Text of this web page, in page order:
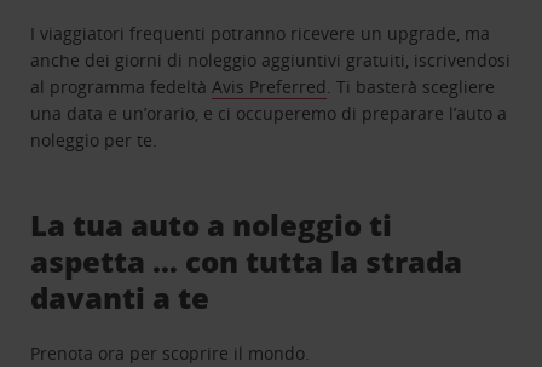
I viaggiatori frequenti potranno ricevere un upgrade, ma
anche dei giorni di noleggio aggiuntivi gratuiti, iscrivendosi
al programma fedeltàAvis Preferred. Ti basterà scegliere
una data e un’orario, e ci occuperemo di preparare l’auto a
noleggio per te.
La tua auto a noleggio ti
aspetta … con tutta la strada
davanti a te
Prenota ora per scoprire il mondo.